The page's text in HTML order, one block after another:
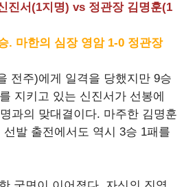
진서(1지명) vs 정관장 김명훈(1
. 마한의 심장 영암 1-0 정관장
전주)에게 일격을 당했지만 9승
지키고 있는 신진서가 선봉에
과의 맞대결이다. 마주한 김명훈
발 출전에서도 역시 3승 1패를